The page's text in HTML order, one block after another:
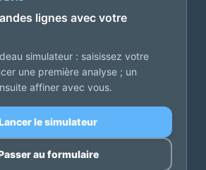
lignes avec votre
simulateur : saisissez votre
une première analyse ; un
affiner avec vous.
le simulateur
au formulaire